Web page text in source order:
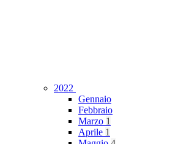
2022
Gennaio
Febbraio
Marzo 1
Aprile 1